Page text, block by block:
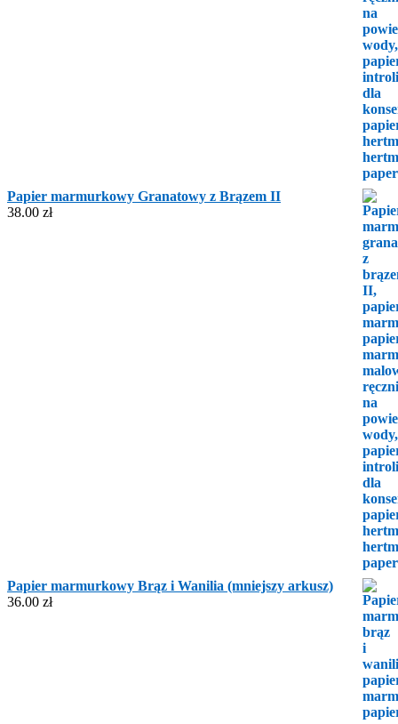
Papier marmurkowy Granatowy z Brązem II
38.00 zł
Papier marmurkowy Brąz i Wanilia (mniejszy arkusz)
36.00 zł